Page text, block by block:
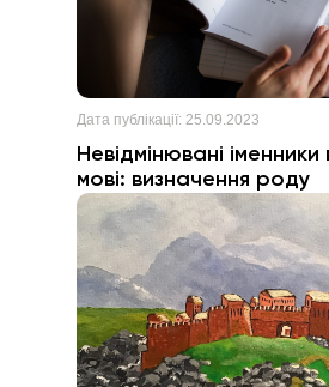
Дата публікації: 25.09.2023
Невідмінювані іменники
мові: визначення роду